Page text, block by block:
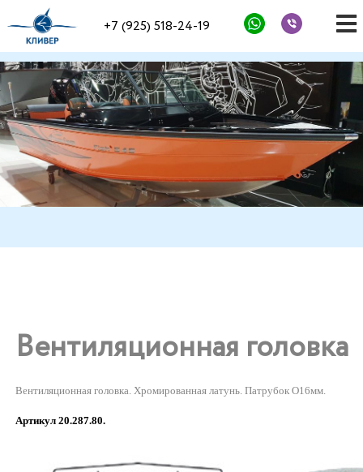
+7 (925) 518-24-19
Вентиляционная головка
Вентиляционная головка. Хромированная латунь. Патрубок O16мм.
Артикул 20.287.80.